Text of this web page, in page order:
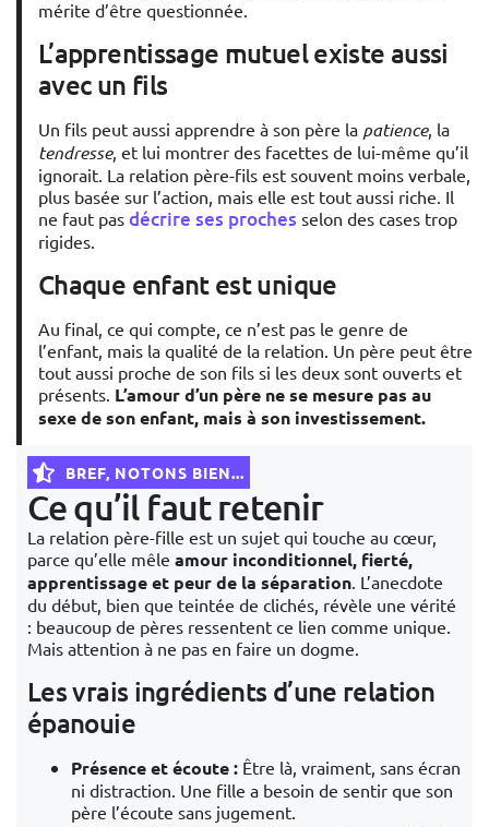
mérite d’être questionnée.
L’apprentissage mutuel existe aussi
avec un fils
Un fils peut aussi apprendre à son père la patience, la
tendresse, et lui montrer des facettes de lui-même qu’il
ignorait. La relation père-fils est souvent moins verbale,
plus basée sur l’action, mais elle est tout aussi riche. Il
ne faut pas décrire ses proches selon des cases trop
rigides.
Chaque enfant est unique
Au final, ce qui compte, ce n’est pas le genre de
l’enfant, mais la qualité de la relation. Un père peut être
tout aussi proche de son fils si les deux sont ouverts et
présents. L’amour d’un père ne se mesure pas au
sexe de son enfant, mais à son investissement.
BREF, NOTONS BIEN...
Ce qu’il faut retenir
La relation père-fille est un sujet qui touche au cœur,
parce qu’elle mêle amour inconditionnel, fierté,
apprentissage et peur de la séparation. L’anecdote
du début, bien que teintée de clichés, révèle une vérité
: beaucoup de pères ressentent ce lien comme unique.
Mais attention à ne pas en faire un dogme.
Les vrais ingrédients d’une relation
épanouie
Présence et écoute : Être là, vraiment, sans écran
ni distraction. Une fille a besoin de sentir que son
père l’écoute sans jugement.